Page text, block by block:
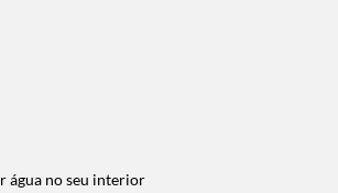
água no seu interior